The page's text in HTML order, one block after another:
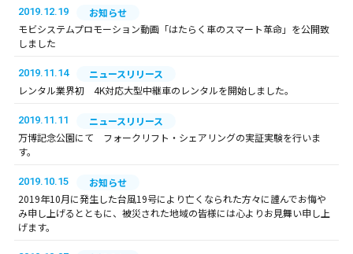
2019.12.19
お知らせ
モビシステムプロモーション動画「はたらく車のスマート革命」を公開致
しました
2019.11.14
ニュースリリース
レンタル業界初 4K対応大型中継車のレンタルを開始しました。
2019.11.11
ニュースリリース
万博記念公園にて フォークリフト・シェアリングの実証実験を行いま
す。
2019.10.15
お知らせ
2019年10月に発生した台風19号により亡くなられた方々に謹んでお悔や
み申し上げるとともに、被災された地域の皆様には心よりお見舞い申し上
げます。